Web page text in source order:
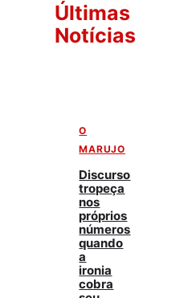
Últimas
Notícias
O
MARUJO
Discurso
tropeça
nos
próprios
números
quando
a
ironia
cobra